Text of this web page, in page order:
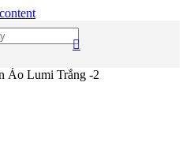
Áo Lumi Trắng -2